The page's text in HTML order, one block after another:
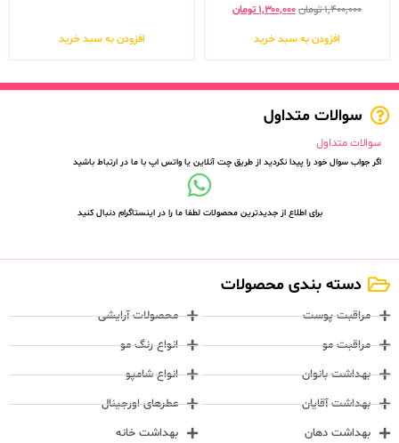
۱,۴۰۰,۰۰۰تومان۱,۳۰۰,۰۰۰ تومان
افزودن به سبد خرید افزودن به سبد خرید
سوالات متداول
سوالات متداول
اگر جواب سوال خود را پیدا نکردید از طریق چت آنلاین یا واتس اپ با ما در ارتباط باشید
برای اطلاع از جدیدترین محصولات لطفا ما را در اینستاگرام دنبال کنید
دسته بندی محصولات
مراقبت پوست
مراقبت مو
بهداشت بانوان
بهداشت آقایان
بهداشت دهان
محصولات آرایشی
انواع رنگ مو
انواع شامپو
عطرهای اورجینال
بهداشت خانه